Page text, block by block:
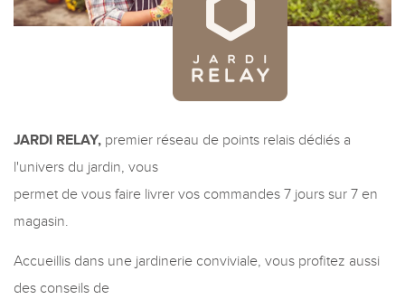
JARDI RELAY, premier réseau de points relais dédiés a
l'univers du jardin, vous
permet de vous faire livrer vos commandes 7 jours sur 7 en
magasin.
Accueillis dans une jardinerie conviviale, vous profitez aussi
des conseils de